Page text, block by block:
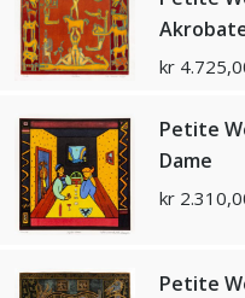
kr
Petite
Dame
kr
Petite